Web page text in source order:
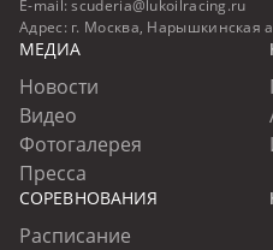
E-mail: scuderia@lukoilracing.ru
Адрес: г. Москва, Нарышкинская
МЕДИА
Новости
Видео
Фотогалерея
Пресса
СОРЕВНОВАНИЯ
Расписание